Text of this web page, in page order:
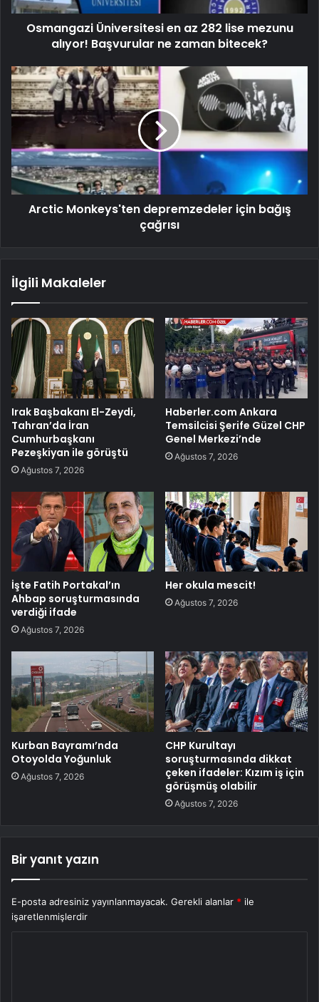
Osmangazi Üniversitesi en az 282 lise mezunu
alıyor! Başvurular ne zaman bitecek?
Arctic Monkeys'ten depremzedeler için bağış
çağrısı
İlgili Makaleler
Irak Başbakanı El-Zeydi,
Tahran’da İran
Cumhurbaşkanı
Pezeşkiyan ile görüştü
Ağustos 7, 2026
Haberler.com Ankara
Temsilcisi Şerife Güzel CHP
Genel Merkezi’nde
Ağustos 7, 2026
İşte Fatih Portakal’ın
Ahbap soruşturmasında
verdiği ifade
Ağustos 7, 2026
Her okula mescit!
Ağustos 7, 2026
Kurban Bayramı’nda
Otoyolda Yoğunluk
Ağustos 7, 2026
CHP Kurultayı
soruşturmasında dikkat
çeken ifadeler: Kızım iş için
görüşmüş olabilir
Ağustos 7, 2026
Bir yanıt yazın
E-posta adresiniz yayınlanmayacak. Gerekli alanlar * ile
işaretlenmişlerdir